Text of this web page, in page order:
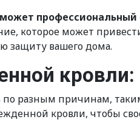
которое может
защиту вашего дома.
кровли:
разным причинам,
кровли, чтобы